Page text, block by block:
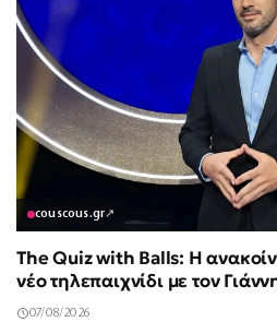
couscous.gr↗
The Quiz with Balls: Η
νέο τηλεπαιχνίδι με τον
07/08/2026